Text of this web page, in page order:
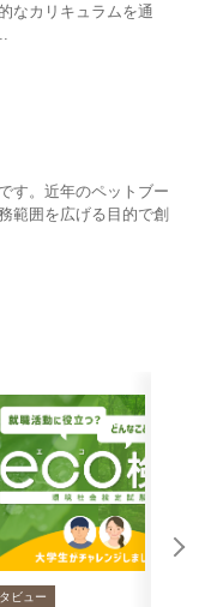
なカリキュラムを通
す。近年のペットブー
範囲を広げる目的で創
ビュー